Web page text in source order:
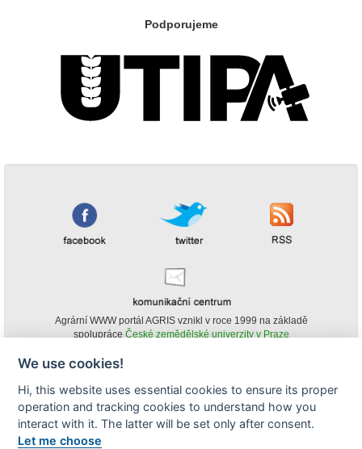
Podporujeme
Agrární WWW portál AGRIS vznikl v roce 1999 na základě
spolupráce České zemědělské univerzity v Praze
obsahu agrárního WWW portálu AGRIS je možné
(pokud není uvedeno jinak) pouze za podmínky uvedení zdroje v podobě
www.agris.cz a data publikace v AGRISu.
We use cookies!
Hi, this website uses essential cookies to ensure its proper
operation and tracking cookies to understand how you
interact with it. The latter will be set only after consent.
Let me choose